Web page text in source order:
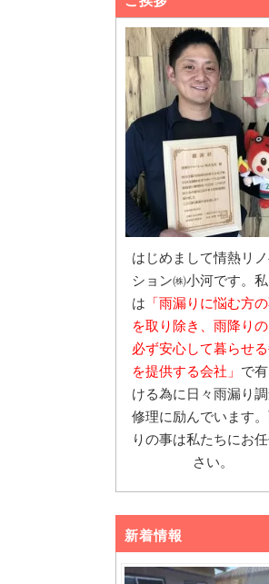
はじめまして情熱リ
ション㈱小河です。
は 「雨漏りに悩む方
を取り除き、雨降り
必ず安心して暮らせ
を提供する会社」 で
ける為に日々雨漏り調
修理に励んでいます
りの事は私たちにお
さい。
新着情報